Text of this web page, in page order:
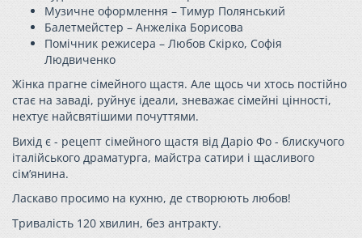
Музичне оформлення – Тимур Полянський
Балетмейстер – Анжеліка Борисова
Помічник режисера – Любов Скірко, Софія
Людвиченко
Жінка прагне сімейного щастя. Але щось чи хтось постійно
стає на заваді, руйнує ідеали, зневажає сімейні цінності,
нехтує найсвятішими почуттями.
Вихід є - рецепт сімейного щастя від Даріо Фо - блискучого
італійського драматурга, майстра сатири і щасливого
сім’янина.
Ласкаво просимо на кухню, де створюють любов!
Тривалість 120 хвилин, без антракту.